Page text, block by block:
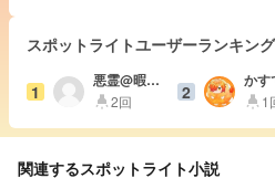
スポットライトユーザーランキング
1
悪霊@暇が
怖い
highlight2回 2
かす
ら
ｮ週
highlight 1
関連するスポットライト小説